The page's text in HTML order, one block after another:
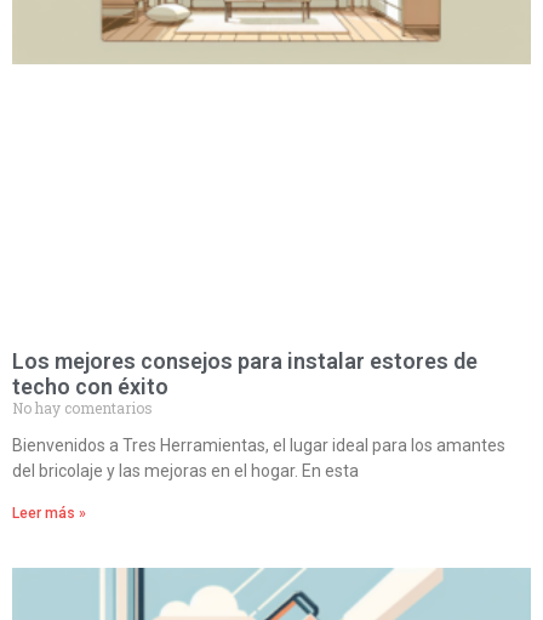
Los mejores consejos para instalar estores de
techo con éxito
No hay comentarios
Bienvenidos a Tres Herramientas, el lugar ideal para los amantes
del bricolaje y las mejoras en el hogar. En esta
Leer más »